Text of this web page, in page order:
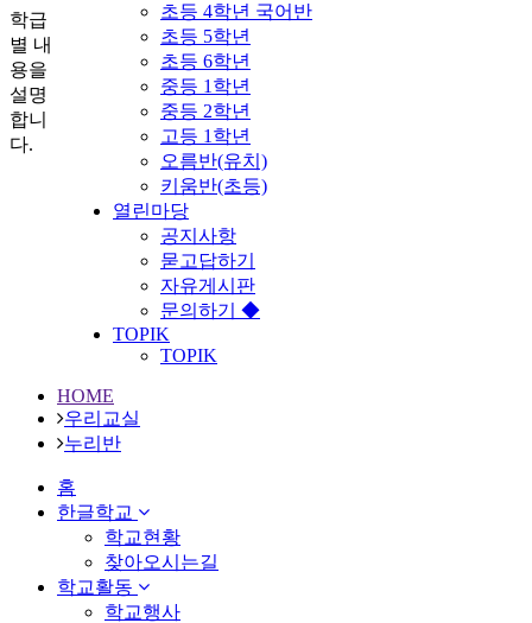
초등 4학년 국어반
초등 5학년
초등 6학년
중등 1학년
중등 2학년
고등 1학년
오름반(유치)
키움반(초등)
열린마당
공지사항
묻고답하기
자유게시판
문의하기 ◆
TOPIK
TOPIK
학급
별 내
용을
설명
합니
다.
HOME
우리교실
누리반
홈
한글학교
학교현황
찾아오시는길
학교활동
학교행사